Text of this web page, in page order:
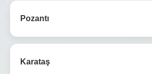
Pozantı
Karataş